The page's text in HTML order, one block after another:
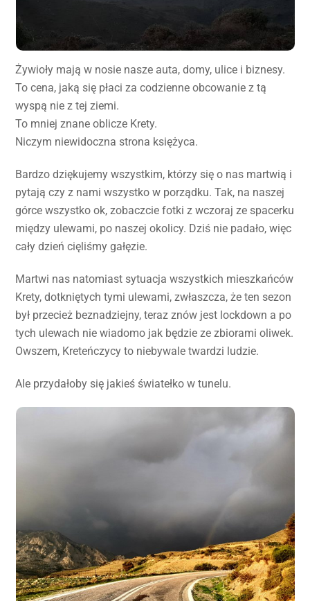
Żywioły mają w nosie nasze auta, domy, ulice i biznesy.
To cena, jaką się płaci za codzienne obcowanie z tą
wyspą nie z tej ziemi.
To mniej znane oblicze Krety.
Niczym niewidoczna strona księżyca.
Bardzo dziękujemy wszystkim, którzy się o nas martwią i
pytają czy z nami wszystko w porządku. Tak, na naszej
górce wszystko ok, zobaczcie fotki z wczoraj ze spacerku
między ulewami, po naszej okolicy. Dziś nie padało, więc
cały dzień cięliśmy gałęzie.
Martwi nas natomiast sytuacja wszystkich mieszkańców
Krety, dotkniętych tymi ulewami, zwłaszcza, że ten sezon
był przecież beznadziejny, teraz znów jest lockdown a po
tych ulewach nie wiadomo jak będzie ze zbiorami oliwek.
Owszem, Kreteńczycy to niebywale twardzi ludzie.
Ale przydałoby się jakieś światełko w tunelu.